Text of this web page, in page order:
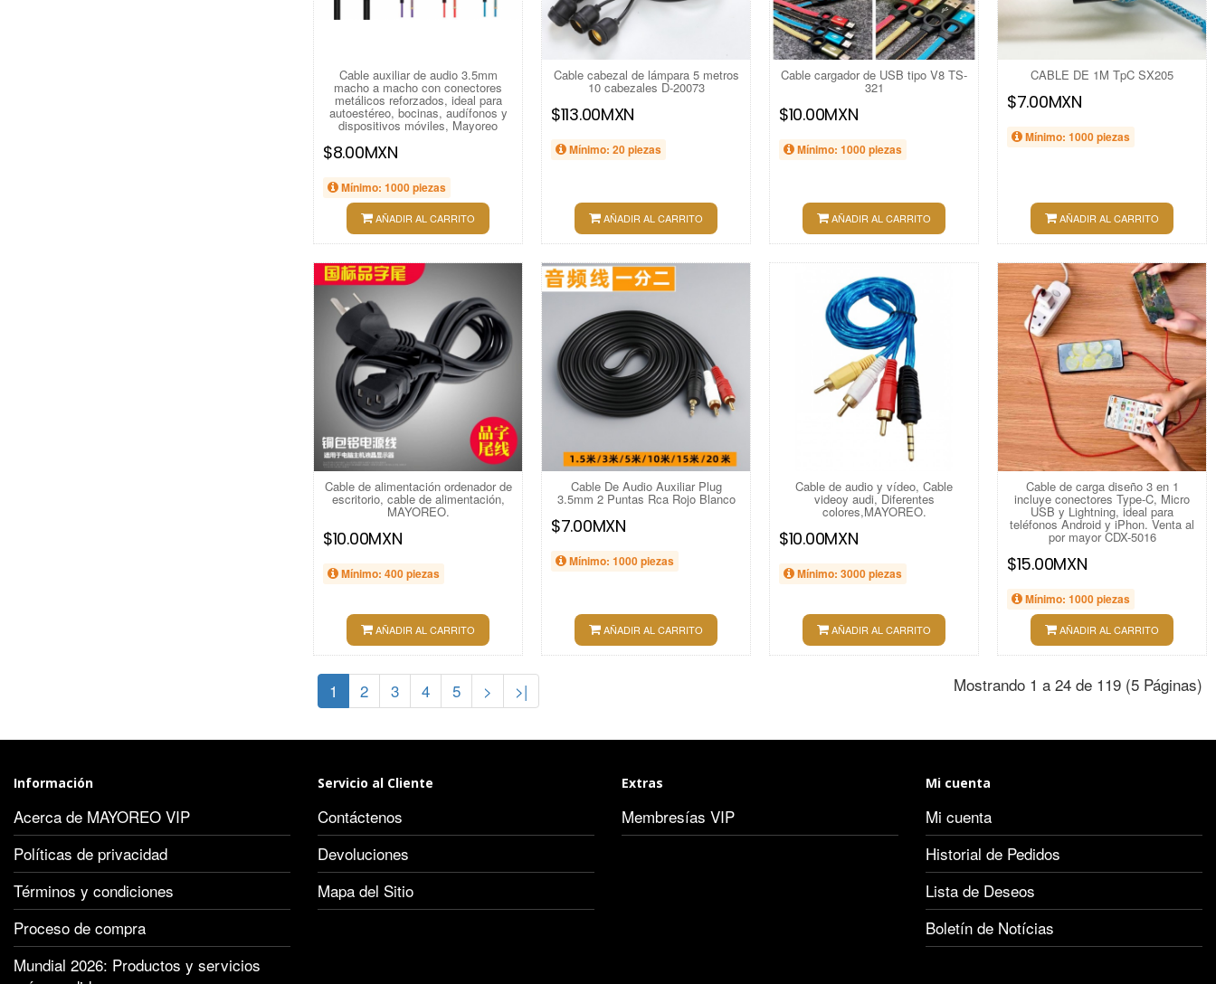
Cable auxiliar de audio 3.5mm
macho a macho con conectores
metálicos reforzados, ideal para
autoestéreo, bocinas, audífonos y
dispositivos móviles, Mayoreo
$8.00MXN
Mínimo: 1000 piezas
AÑADIR AL CARRITO
Cable cabezal de lámpara 5 metros
10 cabezales D-20073
$113.00MXN
Mínimo: 20 piezas
AÑADIR AL CARRITO
Cable cargador de USB tipo V8 TS-
321
$10.00MXN
Mínimo: 1000 piezas
AÑADIR AL CARRITO
CABLE DE 1M TpC SX205
$7.00MXN
Mínimo: 1000 piezas
AÑADIR AL CARRITO
Cable de alimentación ordenador de
escritorio, cable de alimentación,
MAYOREO.
$10.00MXN
Mínimo: 400 piezas
AÑADIR AL CARRITO
Cable De Audio Auxiliar Plug
3.5mm 2 Puntas Rca Rojo Blanco
$7.00MXN
Mínimo: 1000 piezas
AÑADIR AL CARRITO
Cable de audio y vídeo, Cable
videoy audi, Diferentes
colores,MAYOREO.
$10.00MXN
Mínimo: 3000 piezas
AÑADIR AL CARRITO
Cable de carga diseño 3 en 1
incluye conectores Type-C, Micro
USB y Lightning, ideal para
teléfonos Android y iPhon. Venta al
por mayor CDX-5016
$15.00MXN
Mínimo: 1000 piezas
AÑADIR AL CARRITO
1 2 3 4 5 > >| Mostrando 1 a 24 de 119 (5 Páginas)
Información
Acerca de MAYOREO VIP
Políticas de privacidad
Términos y condiciones
Proceso de compra
Mundial 2026: Productos y servicios
Servicio al Cliente
Contáctenos
Devoluciones
Mapa del Sitio
Extras
Membresías VIP
Mi cuenta
Mi cuenta
Historial de Pedidos
Lista de Deseos
Boletín de Notícias